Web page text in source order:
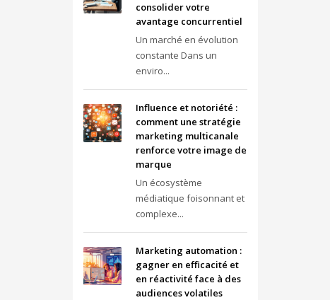
consolider votre
avantage concurrentiel
Un marché en évolution
constante Dans un
enviro...
Influence et notoriété :
comment une stratégie
marketing multicanale
renforce votre image de
marque
Un écosystème
médiatique foisonnant et
complexe...
Marketing automation :
gagner en efficacité et
en réactivité face à des
audiences volatiles